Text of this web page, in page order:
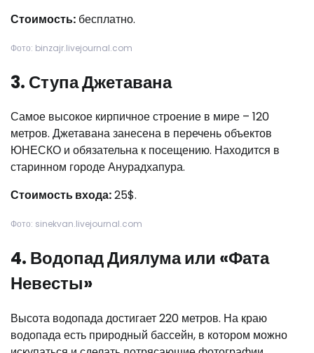
Стоимость: бесплатно.
Фото: binzajr.livejournal.com
3. Ступа Джетавана
Самое высокое кирпичное строение в мире – 120
метров. Джетавана занесена в перечень объектов
ЮНЕСКО и обязательна к посещению. Находится в
старинном городе Анурадхапура.
Стоимость входа:25$.
Фото: sinekvan.livejournal.com
4. Водопад Диялума или «Фата
Невесты»
Высота водопада достигает 220 метров. На краю
водопада есть природный бассейн, в котором можно